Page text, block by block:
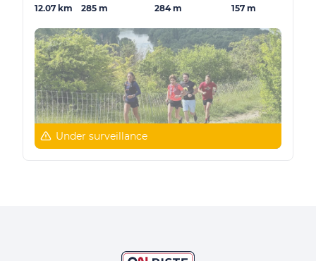
12.07 km 285 m 284 m 157 m
Under surveillance